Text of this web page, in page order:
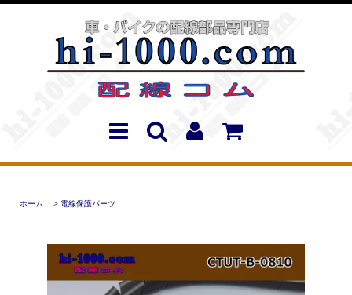
ホーム > 電線保護パーツ